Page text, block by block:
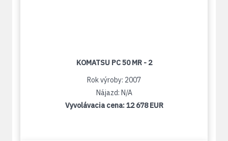
KOMATSU PC 50 MR - 2
Rok výroby: 2007
Nájazd: N/A
Vyvolávacia cena:12 678 EUR